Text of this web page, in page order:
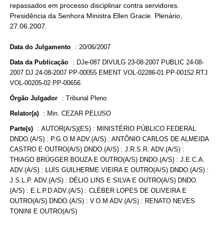
repassados em processo disciplinar contra servidores.
Presidência da Senhora Ministra Ellen Gracie. Plenário,
27.06.2007.
Data do Julgamento : 20/06/2007
Data da Publicação : DJe-087 DIVULG 23-08-2007 PUBLIC 24-08-
2007 DJ 24-08-2007 PP-00055 EMENT VOL-02286-01 PP-00152 RTJ
VOL-00205-02 PP-00656
Órgão Julgador : Tribunal Pleno
Relator(a) : Min. CEZAR PELUSO
Parte(s) : AUTOR(A/S)(ES) : MINISTÉRIO PÚBLICO FEDERAL
DNDO.(A/S) : P.G.O.M ADV.(A/S) : ANTÔNIO CARLOS DE ALMEIDA
CASTRO E OUTRO(A/S) DNDO.(A/S) : J.R.S.R. ADV.(A/S) :
THIAGO BRÜGGER BOUZA E OUTRO(A/S) DNDO.(A/S) : J.E.C.A.
ADV.(A/S) : LUÍS GUILHERME VIEIRA E OUTRO(A/S) DNDO.(A/S) :
J.S.L.P. ADV.(A/S) : DÉLIO LINS E SILVA E OUTRO(A/S) DNDO.
(A/S) : E.L.P.D ADV.(A/S) : CLÉBER LOPES DE OLIVEIRA E
OUTRO(A/S) DNDO.(A/S) : V.O.M ADV.(A/S) : RENATO NEVES
TONINI E OUTRO(A/S)